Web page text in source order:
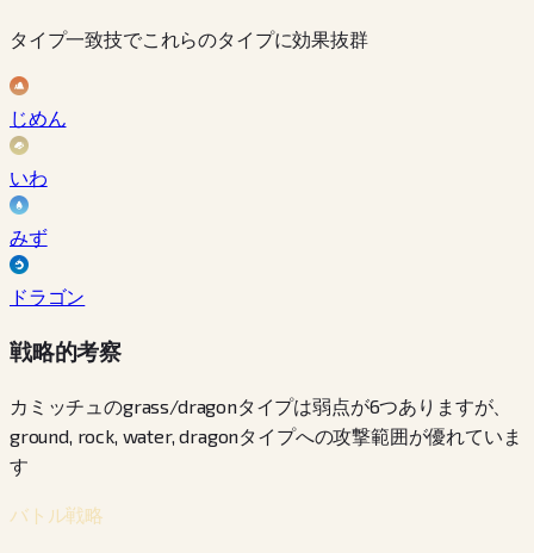
タイプ一致技でこれらのタイプに効果抜群
じめん
いわ
みず
ドラゴン
戦略的考察
カミッチュのgrass/dragonタイプは弱点が6つありますが、
ground, rock, water, dragonタイプへの攻撃範囲が優れていま
す
バトル戦略